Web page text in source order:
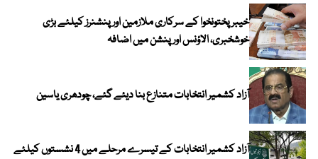
خیبرپختونخوا کے سرکاری ملازمین اور پنشنرز کیلئے بڑی
خوشخبری، الاؤنس اور پنشن میں اضافہ
آزاد کشمیر انتخابات متنازع بنا دیئے گئے، چودھری یاسین
آزاد کشمیر انتخابات کے تیسرے مرحلے میں 4 نشستوں کیلئے